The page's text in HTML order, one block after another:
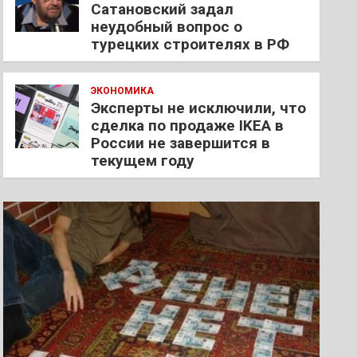
Сатановский задал
неудобный вопрос о
турецких строителях в РФ
ЭКОНОМИКА
Эксперты не исключили, что
сделка по продаже IKEA в
России не завершится в
текущем году